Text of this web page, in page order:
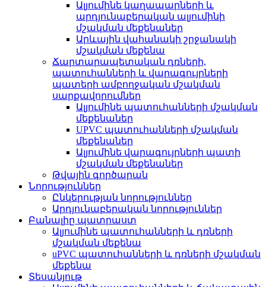
Ալյումինե կաղապարների և
արդյունաբերական ալյումինի
մշակման մեքենաներ
Արևային վահանակի շրջանակի
մշակման մեքենա
Ճարտարապետական ​​դռների,
պատուհանների և վարագույրների
պատերի ամբողջական մշակման
սարքավորումներ
Ալյումինե պատուհանների մշակման
մեքենաներ
UPVC պատուհանների մշակման
մեքենաներ
Ալյումինե վարագույրների պատի
մշակման մեքենաներ
Թվային գործարան
Նորություններ
Ընկերության նորություններ
Արդյունաբերական նորություններ
Բանալիը պատրաստ
Ալյումինե պատուհանների և դռների
մշակման մեքենա
uPVC պատուհանների և դռների մշակման
մեքենա
Տեսանյութ